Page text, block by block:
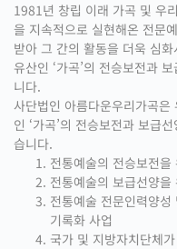
1981년 창립 이래 가곡 및 우
을 지속적으로 실현해온 전문
받아 그 간의 활동을 더욱 심
유산인 ‘가곡’의 전승보전과
니다.
사단법인 아름다운우리가곡
인 ‘가곡’의 전승보전과 보급
습니다.
전통예술의 전승보전을
전통예술의 보급선양을
전통예술 전문인력양
기록화 사업
국가 및 지방자치단체